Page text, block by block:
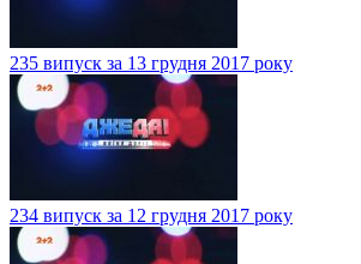
235 випуск за 13 грудня 2017 року
234 випуск за 12 грудня 2017 року